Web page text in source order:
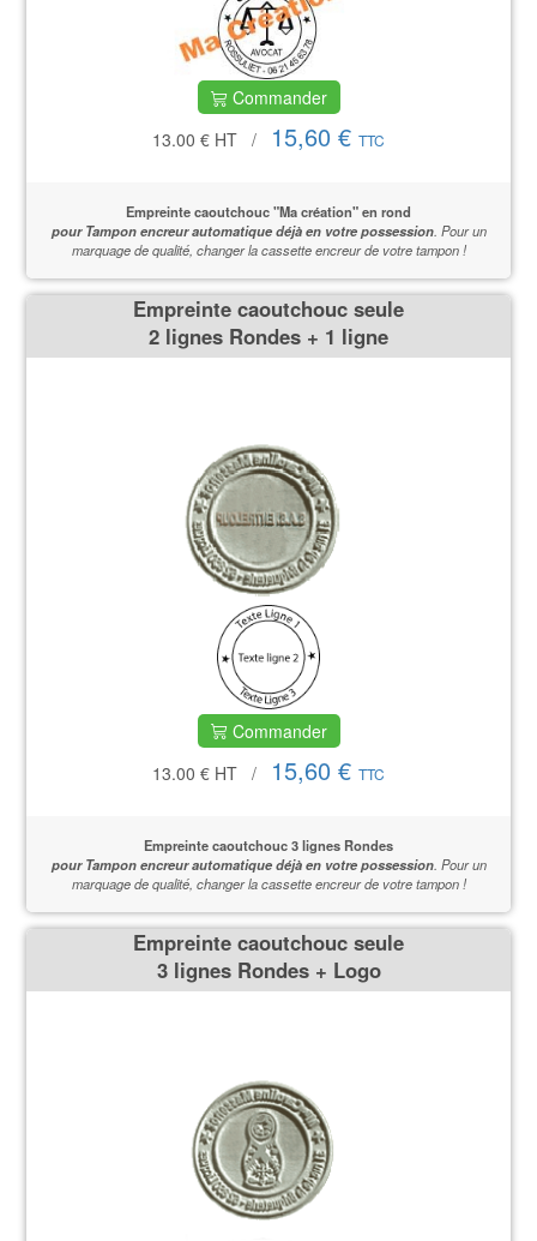
Commander
13.00 € HT / 15,60 € TTC
Empreinte caoutchouc "Ma création" en rond
pour Tampon encreur automatique déjà en votre possession. Pour un
marquage de qualité, changer la cassette encreur de votre tampon !
Empreinte caoutchouc seule
2 lignes Rondes + 1 ligne
Commander
13.00 € HT / 15,60 € TTC
Empreinte caoutchouc 3 lignes Rondes
pour Tampon encreur automatique déjà en votre possession. Pour un
marquage de qualité, changer la cassette encreur de votre tampon !
Empreinte caoutchouc seule
3 lignes Rondes + Logo